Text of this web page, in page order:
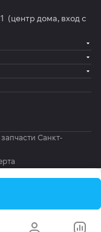
(центр дома, вход с
Санкт-